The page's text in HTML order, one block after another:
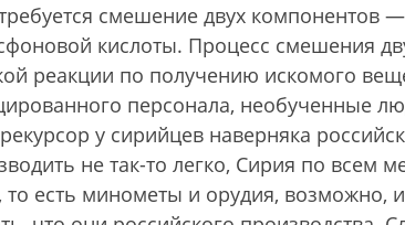
смешение двух компонентов
кислоты. Процесс смешения
реакции по получению искомого
персонала, необученные
у сирийцев наверняка
не так-то легко, Сирия по всем
то есть минометы и орудия,